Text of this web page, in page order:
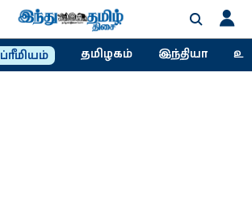
ப்ரீமியம் தமிழகம் இந்தியா